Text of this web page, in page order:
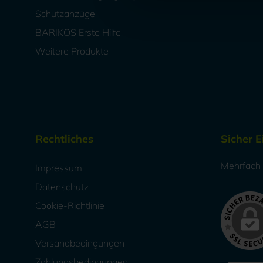
Schutzanzüge
BARIKOS Erste Hilfe
Weitere Produkte
Rechtliches
Impressum
Datenschutz
Cookie-Richtlinie
AGB
Versandbedingungen
Sicher
Mehrfach